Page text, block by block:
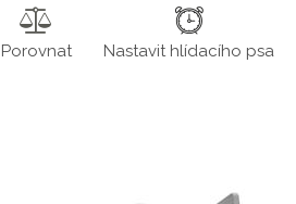
Porovnat Nastavit hlídacího psa